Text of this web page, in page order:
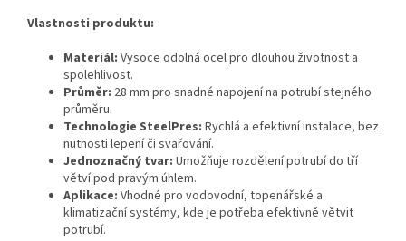
Vlastnosti produktu:
Materiál: Vysoce odolná ocel pro dlouhou životnost a
spolehlivost.
Průměr: 28 mm pro snadné napojení na potrubí stejného
průměru.
Technologie SteelPres: Rychlá a efektivní instalace, bez
nutnosti lepení či svařování.
Jednoznačný tvar: Umožňuje rozdělení potrubí do tří
větví pod pravým úhlem.
Aplikace: Vhodné pro vodovodní, topenářské a
klimatizační systémy, kde je potřeba efektivně větvit
potrubí.